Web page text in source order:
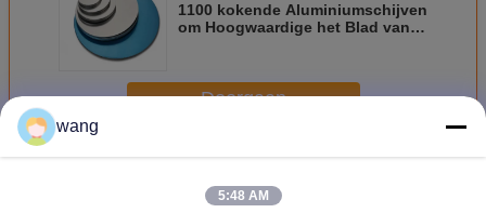
1100 kokende Aluminiumschijven
om Hoogwaardige het Blad van
Doorgaan
MeerDe cirkels van aluminiumschijven
wang
5:48 AM